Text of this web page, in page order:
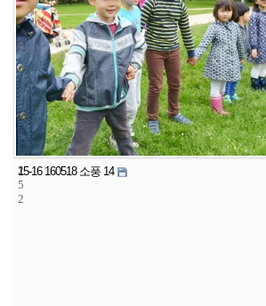
2
5
2
15-16 160518 소풍 14